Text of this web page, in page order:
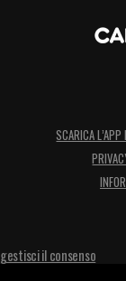
SCARICA
gestisci il consenso